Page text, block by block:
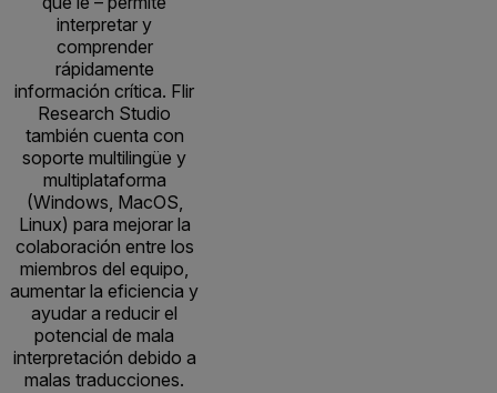
interpretar y
comprender
rápidamente
información crítica. Flir
Research Studio
también cuenta con
soporte multilingüe y
multiplataforma
(Windows, MacOS,
Linux) para mejorar la
colaboración entre los
miembros del equipo,
aumentar la eficiencia y
ayudar a reducir el
potencial de mala
interpretación debido a
malas traducciones.